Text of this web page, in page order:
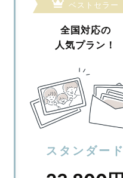
ベストセラー
全国対応の
人気プラン！
スタンダード